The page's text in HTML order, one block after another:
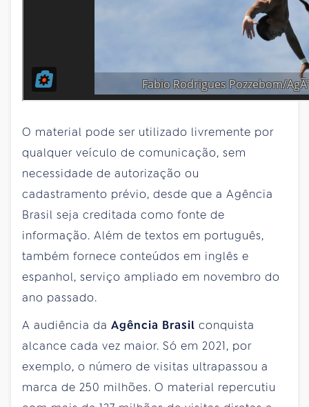
O material pode ser utilizado livremente por
qualquer veículo de comunicação, sem
necessidade de autorização ou
cadastramento prévio, desde que a Agência
Brasil seja creditada como fonte de
informação. Além de textos em português,
também fornece conteúdos em inglês e
espanhol, serviço ampliado em novembro do
ano passado.
A audiência da Agência Brasil conquista
alcance cada vez maior. Só em 2021, por
exemplo, o número de visitas ultrapassou a
marca de 250 milhões. O material repercutiu